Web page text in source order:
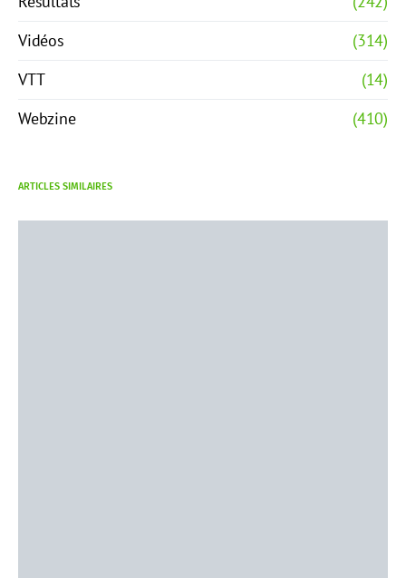
Vidéos
(314)
VTT
(14)
Webzine
(410)
ARTICLES SIMILAIRES